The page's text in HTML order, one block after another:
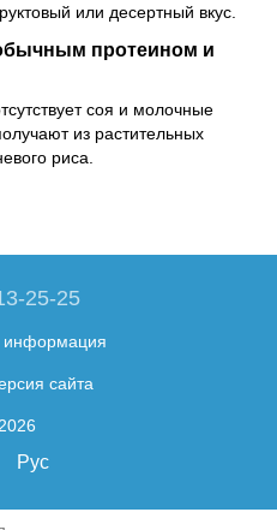
или десертный вкус.
протеином и
соя и молочные
из растительных
риса.
25-25
информация
сайта
Рус